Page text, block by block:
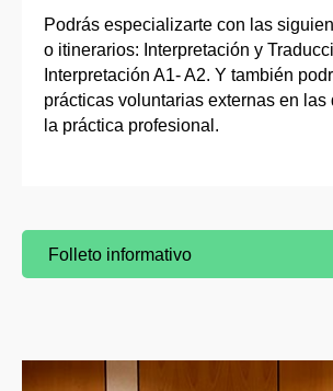
Podrás especializarte con las
o itinerarios: Interpretación y
Interpretación A1- A2. Y también
prácticas voluntarias externas en las
la práctica profesional.
(Abre una nueva ventana)
Folleto informativo